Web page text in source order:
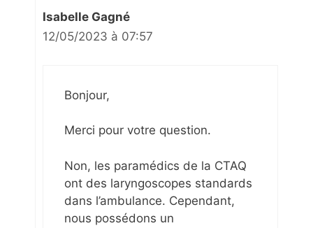
Isabelle Gagné
12/05/2023 à 07:57
Bonjour,
Merci pour votre question.
Non, les paramédics de la CTAQ
ont des laryngoscopes standards
dans l’ambulance. Cependant,
nous possédons un